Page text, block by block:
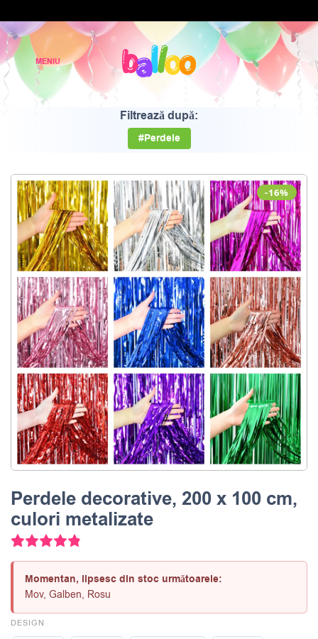
Filtrează după:
#Perdele
-16%
Perdele decorative, 200 x 100 cm,
culori metalizate
Evaluat la
24
Momentan, lipsesc din stoc următoarele:
Mov, Galben, Rosu
DESIGN